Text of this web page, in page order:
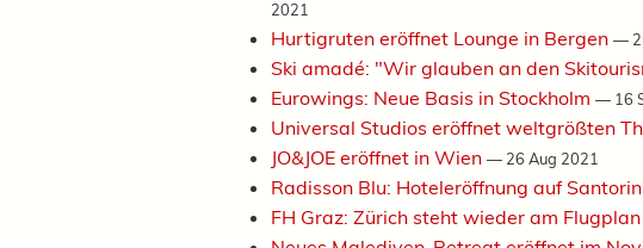
2021
Hurtigruten eröffnet Lounge in Bergen —
Ski amadé: "Wir glauben an den
Eurowings: Neue Basis in Stockholm — 16
Universal Studios eröffnet weltgrößten
JO&JOE eröffnet in Wien — 26 Aug 2021
Radisson Blu: Hoteleröffnung auf
FH Graz: Zürich steht wieder am Flugplan